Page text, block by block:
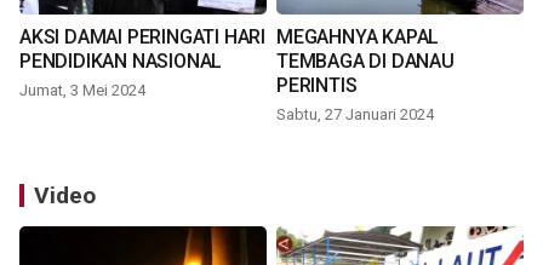
AKSI DAMAI PERINGATI HARI
PENDIDIKAN NASIONAL
Jumat, 3 Mei 2024
MEGAHNYA KAPAL
TEMBAGA DI DANAU
PERINTIS
Sabtu, 27 Januari 2024
Video